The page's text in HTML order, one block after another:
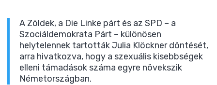
A Zöldek, a Die Linke párt és az SPD – a
Szociáldemokrata Párt – különösen
helytelennek tartották Julia Klöckner döntését,
arra hivatkozva, hogy a szexuális kisebbségek
elleni támadások száma egyre növekszik
Németországban.